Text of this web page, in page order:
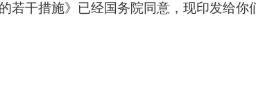
若干措施》已经国务院同意，现印发给你